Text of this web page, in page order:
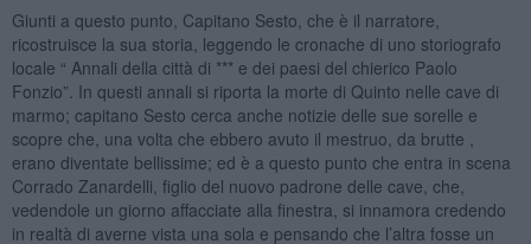
Giunti a questo punto, Capitano Sesto, che è il narratore,
ricostruisce la sua storia, leggendo le cronache di uno storiografo
locale “ Annali della città di *** e dei paesi del chierico Paolo
Fonzio”. In questi annali si riporta la morte di Quinto nelle cave di
marmo; capitano Sesto cerca anche notizie delle sue sorelle e
scopre che, una volta che ebbero avuto il mestruo, da brutte ,
erano diventate bellissime; ed è a questo punto che entra in scena
Corrado Zanardelli, figlio del nuovo padrone delle cave, che,
vedendole un giorno affacciate alla finestra, si innamora credendo
in realtà di averne vista una sola e pensando che l’altra fosse un